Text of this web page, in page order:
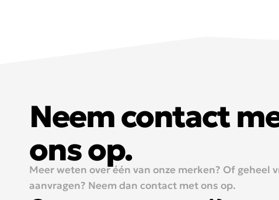
Neem contact
ons op.
Meer weten over één van onze merken? Of
aanvragen? Neem dan contact met ons op.